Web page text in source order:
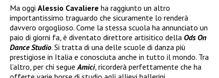
Ma oggi Alessio Cavaliere ha raggiunto un altro
importantissimo traguardo che sicuramente lo renderà
davvero orgoglioso. Come la stessa scuola ha annunciato un
paio di giorni fa, è diventato direttore artisitico della Ods On
Dance Studio. Si tratta di una delle scuole di danza più
prestigiose in Italia e conosciuta anche in tutto il mondo. Tra
l’altro, per chi segue Amici, ricorderà perfettamente che ha